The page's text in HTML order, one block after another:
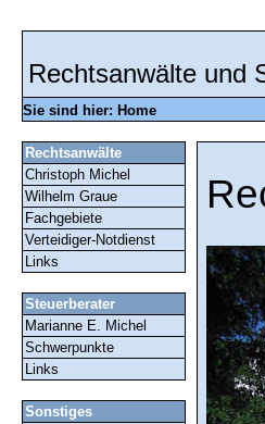
Rechtsanwälte und
Sie sind hier: Home
Rechtsanwälte
Christoph Michel
Wilhelm Graue
Fachgebiete
Verteidiger-Notdienst
Links
Steuerberater
Marianne E. Michel
Schwerpunkte
Links
Sonstiges